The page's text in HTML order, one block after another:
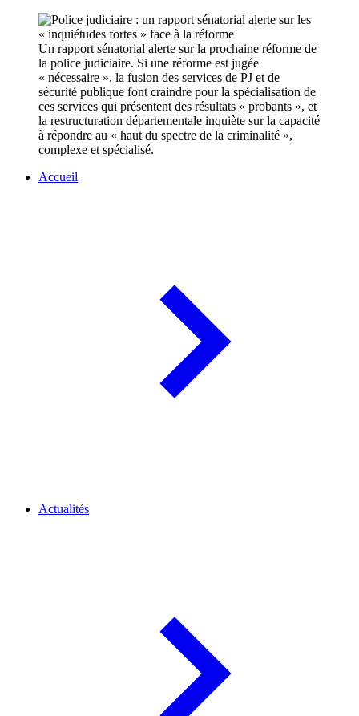
Un rapport sénatorial alerte sur la prochaine réforme de
la police judiciaire. Si une réforme est jugée
« nécessaire », la fusion des services de PJ et de
sécurité publique font craindre pour la spécialisation de
ces services qui présentent des résultats « probants », et
la restructuration départementale inquiète sur la capacité
à répondre au « haut du spectre de la criminalité »,
complexe et spécialisé.
Accueil
Actualités